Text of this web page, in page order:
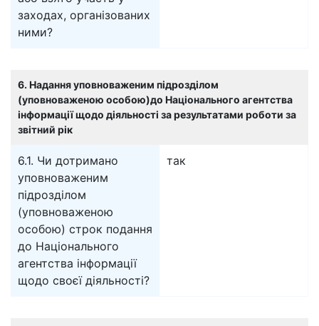
заходах, організованих
ними?
6. Надання уповноваженим підрозділом
(уповноваженою особою)до Національного агентства
інформації щодо діяльності за результатами роботи за
звітний рік
6.1. Чи дотримано
уповноваженим
підрозділом
(уповноваженою
особою) строк подання
до Національного
агентства інформації
щодо своєї діяльності?
так